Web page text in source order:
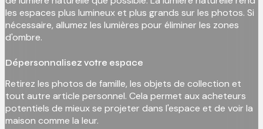
les espaces plus lumineux et plus grands sur les photos. Si
nécessaire, allumez les lumières pour éliminer les zones
d'ombre.
Dépersonnalisez votre espace
Retirez les photos de famille, les objets de collection et
tout autre article personnel. Cela permet aux acheteurs
potentiels de mieux se projeter dans l'espace et de voir la
maison comme la leur.